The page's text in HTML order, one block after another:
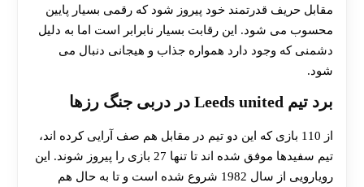
مقابل حریف قدرتمند خود پیروز شود که رقمی بسیار پایین
محسوب می شود. این رقابت بسیار نابرابر است اما به دلیل
دشمنی که وجود دارد همواره جذاب و هیجانی دنبال می
شود.
برد تیم Leeds united در دربی جنگ رزها
از 110 بازی که این دو تیم در مقابل هم صف آرایی کرده اند،
تیم سفیدها موفق شده اند تا تنها 27 بازی را پیروز شوند. این
رویارویی از سال 1982 شروع شده است و تا به حال هم